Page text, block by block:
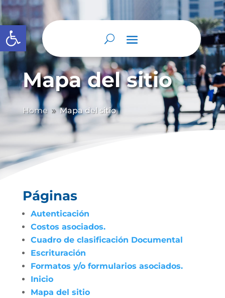
Abrir barra de herramientas
Mapa del sitio
Home 9 Mapa del sitio
Páginas
Autenticación
Costos asociados.
Cuadro de clasificación Documental
Escrituración
Formatos y/o formularios asociados.
Inicio
Mapa del sitio